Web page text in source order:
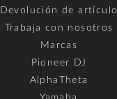
Devolución de artículo
Trabaja con nosotros
Marcas
Pioneer DJ
AlphaTheta